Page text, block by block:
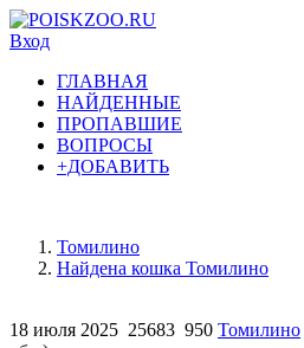
Вход
ГЛАВНАЯ
НАЙДЕННЫЕ
ПРОПАВШИЕ
ВОПРОСЫ
+ДОБАВИТЬ
Томилино
Найдена кошка Томилино
18 июля 2025 25683 950 Томилино